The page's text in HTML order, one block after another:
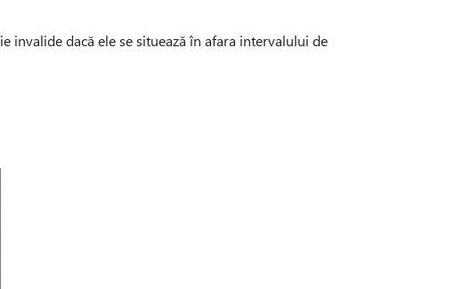
invalide dacă ele se situează în afara intervalului de